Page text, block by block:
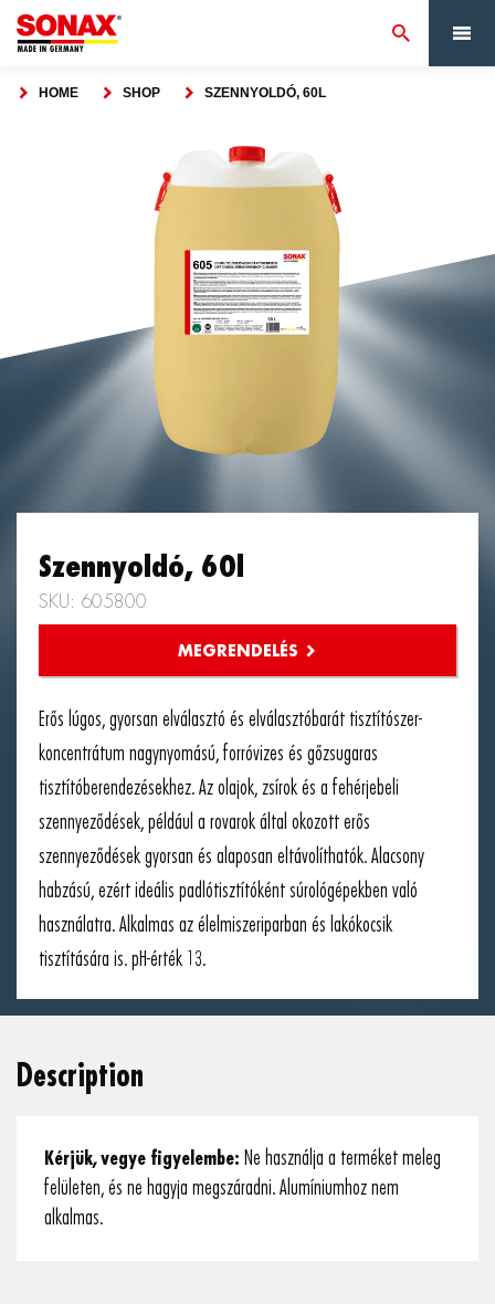
HOME SHOP SZENNYOLDÓ, 60L
Szennyoldó, 60l
SKU: 605800
Erős lúgos, gyorsan elválasztó és elválasztóbarát tisztítószer-
koncentrátum nagynyomású, forróvizes és gőzsugaras
tisztítóberendezésekhez. Az olajok, zsírok és a fehérjebeli
szennyeződések, például a rovarok által okozott erős
szennyeződések gyorsan és alaposan eltávolíthatók. Alacsony
habzású, ezért ideális padlótisztítóként súrológépekben való
használatra. Alkalmas az élelmiszeriparban és lakókocsik
tisztítására is. pH-érték 13.
Description
Kérjük, vegye figyelembe: Ne használja a terméket meleg
felületen, és ne hagyja megszáradni. Alumíniumhoz nem
alkalmas.